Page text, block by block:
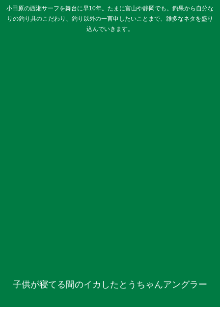
小田原の西湘サーフを舞台に早10年。たまに富山や静岡でも。釣果から自分な
りの釣り具のこだわり、釣り以外の一言申したいことまで、雑多なネタを盛り
込んでいきます。
子供が寝てる間のイカしたとうちゃんアングラー